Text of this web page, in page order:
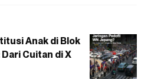
Anak di Blok
Cuitan di X